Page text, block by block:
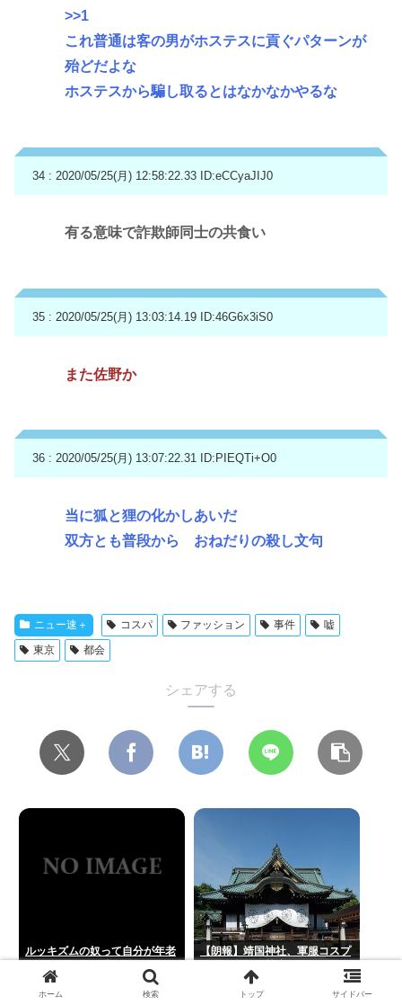
>>1
これ普通は客の男がホステスに貢ぐパターンが
殆どだよな
ホステスから騙し取るとはなかなかやるな
34 : 2020/05/25(月) 12:58:22.33 ID:eCCyaJIJ0
有る意味で詐欺師同士の共食い
35 : 2020/05/25(月) 13:03:14.19 ID:46G6x3iS0
また佐野か
36 : 2020/05/25(月) 13:07:22.31 ID:PIEQTi+O0
当に狐と狸の化かしあいだ
双方とも普段から おねだりの殺し文句
ニュー速＋ コスパ ファッション 事件
嘘
東京
都会
シェアする
ルッキズムの奴って自分が年老
【朗報】靖国神社、軍服コスプ
ホーム 検索 トップ サイドバー